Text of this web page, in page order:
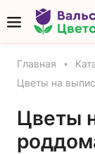
Главная
Цветы на
Цветы